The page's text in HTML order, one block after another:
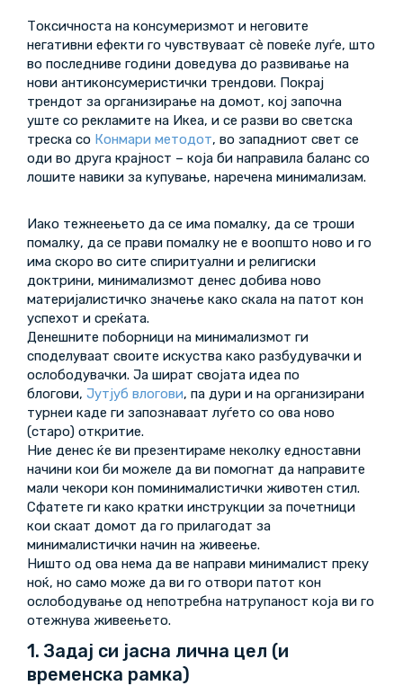
Токсичноста на консумеризмот и неговите
негативни ефекти го чувствуваат сè повеќе луѓе, што
во последниве години доведува до развивање на
нови антиконсумеристички трендови. Покрај
трендот за организирање на домот, кој започна
уште со рекламите на Икеа, и се разви во светска
треска со Конмари методот, во западниот свет се
оди во друга крајност – која би направила баланс со
лошите навики за купување, наречена минимализам.
Иако тежнеењето да се има помалку, да се троши
помалку, да се прави помалку не е воопшто ново и го
има скоро во сите спиритуални и религиски
доктрини, минимализмот денес добива ново
материјалистичко значење како скала на патот кон
успехот и среќата.
Денешните поборници на минимализмот ги
споделуваат своите искуства како разбудувачки и
ослободувачки. Ја шират својата идеа по
блогови, Јутјуб влогови, па дури и на организирани
турнеи каде ги запознаваат луѓето со ова ново
(старо) откритие.
Ние денес ќе ви презентираме неколку едноставни
начини кои би можеле да ви помогнат да направите
мали чекори кон поминималистички животен стил.
Сфатете ги како кратки инструкции за почетници
кои скаат домот да го прилагодат за
минималистички начин на живеење.
Ништо од ова нема да ве направи минималист преку
ноќ, но само може да ви го отвори патот кон
ослободување од непотребна натрупаност која ви го
отежнува живеењето.
1. Задаj си јасна лична цел (и
временска рамка)